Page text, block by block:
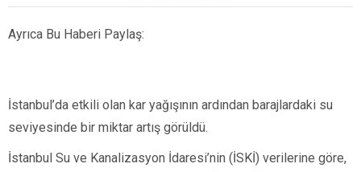
Ayrıca Bu Haberi Paylaş:
İstanbul’da etkili olan kar yağışının ardından barajlardaki su
seviyesinde bir miktar artış görüldü.
İstanbul Su ve Kanalizasyon İdaresi’nin (İSKİ) verilerine göre,